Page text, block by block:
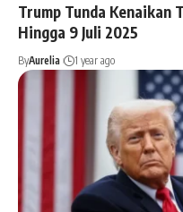
Trump Tunda Kenaikan
Hingga 9 Juli 2025
ByAurelia 1 year ago